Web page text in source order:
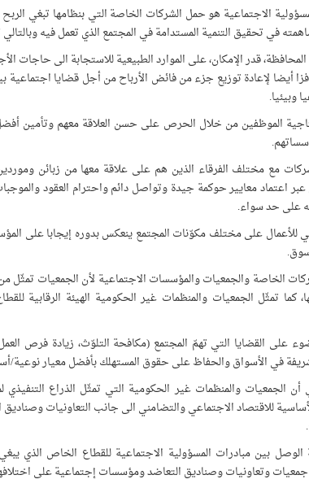
الاجتماعية هو حمل الشركات الخاصة التي بنظامها تبغي الربح
في تحقيق التنمية المستدامة في المجتمع الذي تعمل فيه
قدر الإمكان، على الموارد الطبيعية للاستجابة الى حاجات
أيضا لإعادة توزيع جزء من فائض الأرباح من أجل قضايا اجتماعية
وبيئيا.
الموظفين من خلال الحرص على حسن العلاقة معهم وتأمين أفضل
مع مختلف الفرقاء الذين هم على علاقة معها من زبائن
اعتماد معايير حوكمة جيدة وتواصل دائم واحترام العقود
على حد سواء.
للأعمال على مختلف مكوّنات المجتمع ينعكس بدوره إيجابا على
الخاصة والجمعيات والمؤسسات الاجتماعية لأن الجمعيات تمثّل من
كما تمثّل الجمعيات والمنظمات غير الحكومية الهيئة الرقابية
على القضايا التي تهمّ المجتمع (مكافحة التلوّث، زيادة فرص
في الأسواق والحفاظ على حقوق المستهلك بأفضل معيار نوعية/
أن الجمعيات والمنظمات غير الحكومية التي تمثّل الذراع
للاقتصاد الاجتماعي والتضامني الى جانب التعاونيات
بين مبادرات المسؤولية الاجتماعية للقطاع الخاص الذي
وتعاونيات وصناديق التعاضد ومؤسسات إجتماعية على